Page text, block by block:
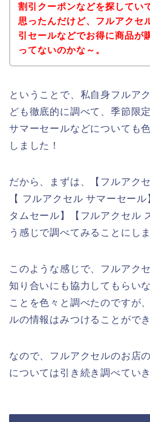
割引クーポンなどを探してい
思ったんだけど、フルアクセ
引セールなどでお得に商品が
ってないのかな～。
ということで、私自身フルア
ども徹底的に調べて、季節限
サマーセールなどについても
しました！
だから、まずは、【フルアク
【 フルアクセル サマーセー
タムセール】【フルアクセル
う感じで調べてみることにしま
このような感じで、フルアク
知り合いにも協力してもらい
ことを色々と調べたのですが
ルの情報はみつけることがで
なので、フルアクセルのお店
については引き続き調べてい